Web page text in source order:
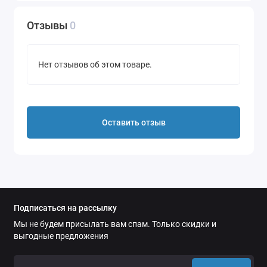
использовать колечки для фиксации флажка
новый и является запатентованной инновацией
В первую очередь стоит отметить, что все
компоненты нового спускового механизма
выполнены из суперпрочной нержавеющей
давления на шептало, что гарантирует
облегчение усилия при нажатии на спусковой
крючок.
Соединение спускового крючка и шептала
Отзывы 0
Нет отзывов об этом товаре.
Оставить отзыв
Подписаться на рассылку
Мы не будем присылать вам спам. Только скидки и
выгодные предложения